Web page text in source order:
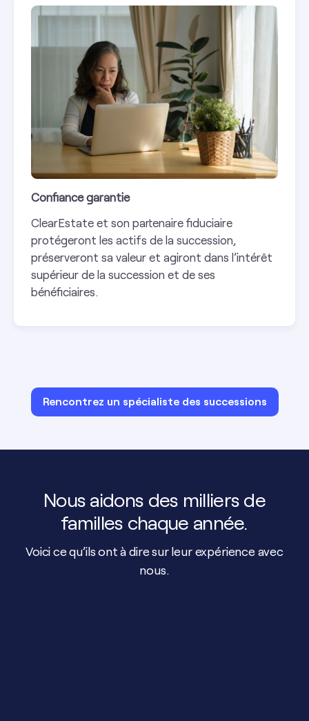
Confiance garantie
ClearEstate et son partenaire fiduciaire
protégeront les actifs de la succession,
préserveront sa valeur et agiront dans l’intérêt
supérieur de la succession et de ses
bénéficiaires.
Rencontrez un spécialiste des successions
Nous aidons des milliers de
familles chaque année.
Voici ce qu’ils ont à dire sur leur expérience avec
nous.